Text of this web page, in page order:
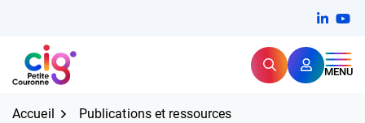
contenu
CIG Petite Couronne RechercherMENU
Expertise et proximité pour
Accueil
Publications et ressources